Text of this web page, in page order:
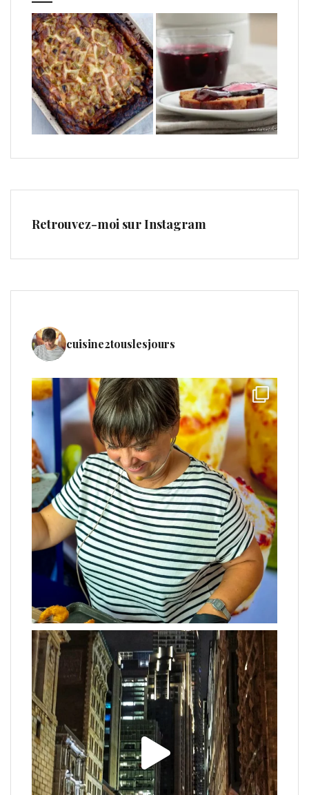
Retrouvez-moi sur Instagram
cuisine2touslesjours